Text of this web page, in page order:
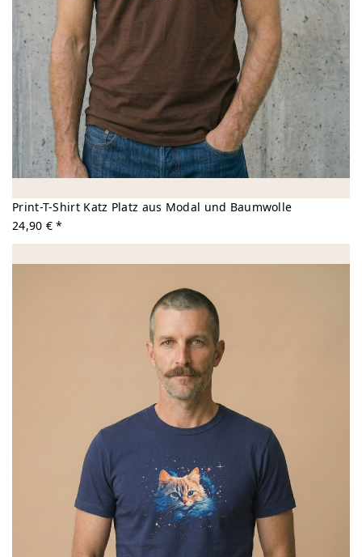
Print-T-Shirt Katz Platz aus Modal und Baumwolle
24,90 € *